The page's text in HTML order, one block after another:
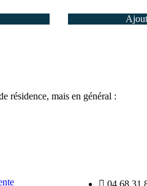
résidence, mais en général :